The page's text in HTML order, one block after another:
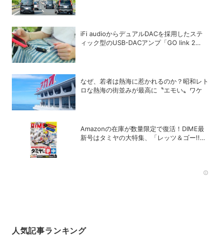
iFi audioからデュアルDACを採用したステ
ィック型のUSB-DACアンプ「GO link 2
なぜ、若者は熱海に惹かれるのか？昭和レト
ロな熱海の街並みが最高に〝エモい〟ワケ
Amazonの在庫が数量限定で復活！DIME最
新号はタミヤの大特集、「レッツ＆ゴー!!」
人気記事ランキング